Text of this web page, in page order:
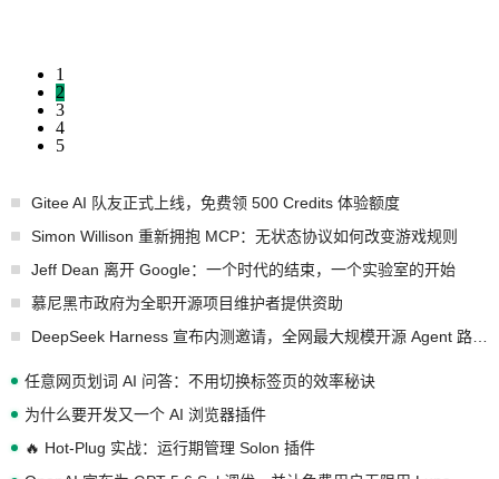
1
2
3
4
5
Gitee AI 队友正式上线，免费领 500 Credits 体验额度
Simon Willison 重新拥抱 MCP：无状态协议如何改变游戏规则
Jeff Dean 离开 Google：一个时代的结束，一个实验室的开始
慕尼黑市政府为全职开源项目维护者提供资助
任意网页划词 AI 问答：不用切换标签页的效率秘诀
为什么要开发又一个 AI 浏览器插件
🔥 Hot-Plug 实战：运行期管理 Solon 插件